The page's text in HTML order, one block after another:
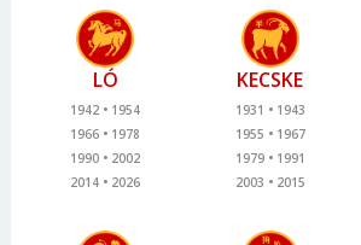
LÓ
1942
1954
1966
1978
1990
2002
2014
2026
KECSKE
1931
1943
1955
1967
1979
1991
2003
2015